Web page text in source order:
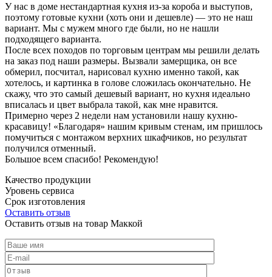
У нас в доме нестандартная кухня из-за короба и выступов,
поэтому готовые кухни (хоть они и дешевле) — это не наш
вариант. Мы с мужем много где были, но не нашли
подходящего варианта.
После всех походов по торговым центрам мы решили делать
на заказ под наши размеры. Вызвали замерщика, он все
обмерил, посчитал, нарисовал кухню именно такой, как
хотелось, и картинка в голове сложилась окончательно. Не
скажу, что это самый дешевый вариант, но кухня идеально
вписалась и цвет выбрала такой, как мне нравится.
Примерно через 2 недели нам установили нашу кухню-
красавицу! «Благодаря» нашим кривым стенам, им пришлось
помучиться с монтажом верхних шкафчиков, но результат
получился отменный.
Большое всем спасибо! Рекомендую!
Качество продукции
Уровень сервиса
Срок изготовления
Оставить отзыв
Оставить отзыв на товар Маккой